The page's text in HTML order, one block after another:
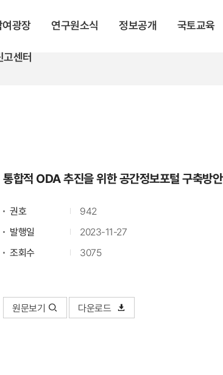
여광장 연구원소식 정보공개 국토교육
고센터
통합적 ODA 추진을 위한 공간정보포털 구축방안
권호
942
발행일
2023-11-27
조회수
3075
원문보기 다운로드